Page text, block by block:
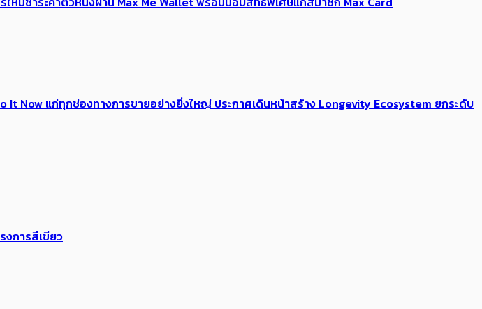
Now แก่ทุกช่องทางการขายอย่างยิ่งใหญ่ ประกาศเดินหน้าสร้าง Longevity Ecosystem ยกระดับ
งการสีเขียว